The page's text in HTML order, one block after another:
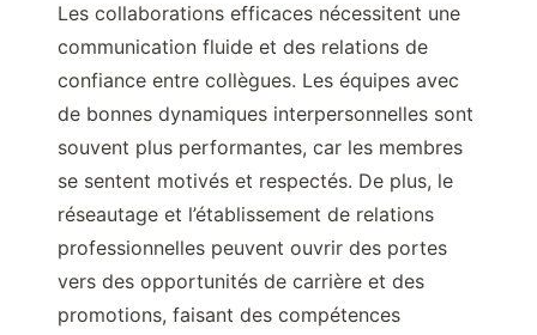
Les collaborations efficaces nécessitent une
communication fluide et des relations de
confiance entre collègues. Les équipes avec
de bonnes dynamiques interpersonnelles sont
souvent plus performantes, car les membres
se sentent motivés et respectés. De plus, le
réseautage et l’établissement de relations
professionnelles peuvent ouvrir des portes
vers des opportunités de carrière et des
promotions, faisant des compétences